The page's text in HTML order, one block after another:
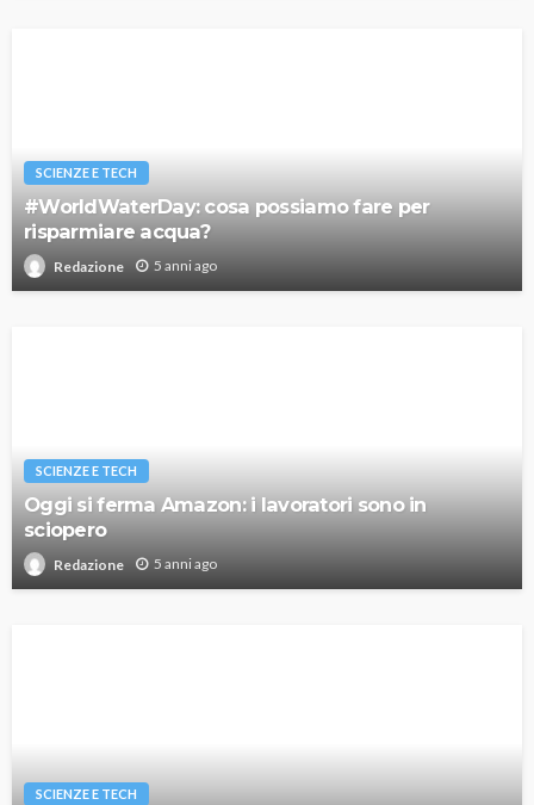
SCIENZE E TECH
#WorldWaterDay: cosa possiamo fare per
risparmiare acqua?
Redazione 5 anni ago
SCIENZE E TECH
Oggi si ferma Amazon: i lavoratori sono in
sciopero
Redazione 5 anni ago
SCIENZE E TECH